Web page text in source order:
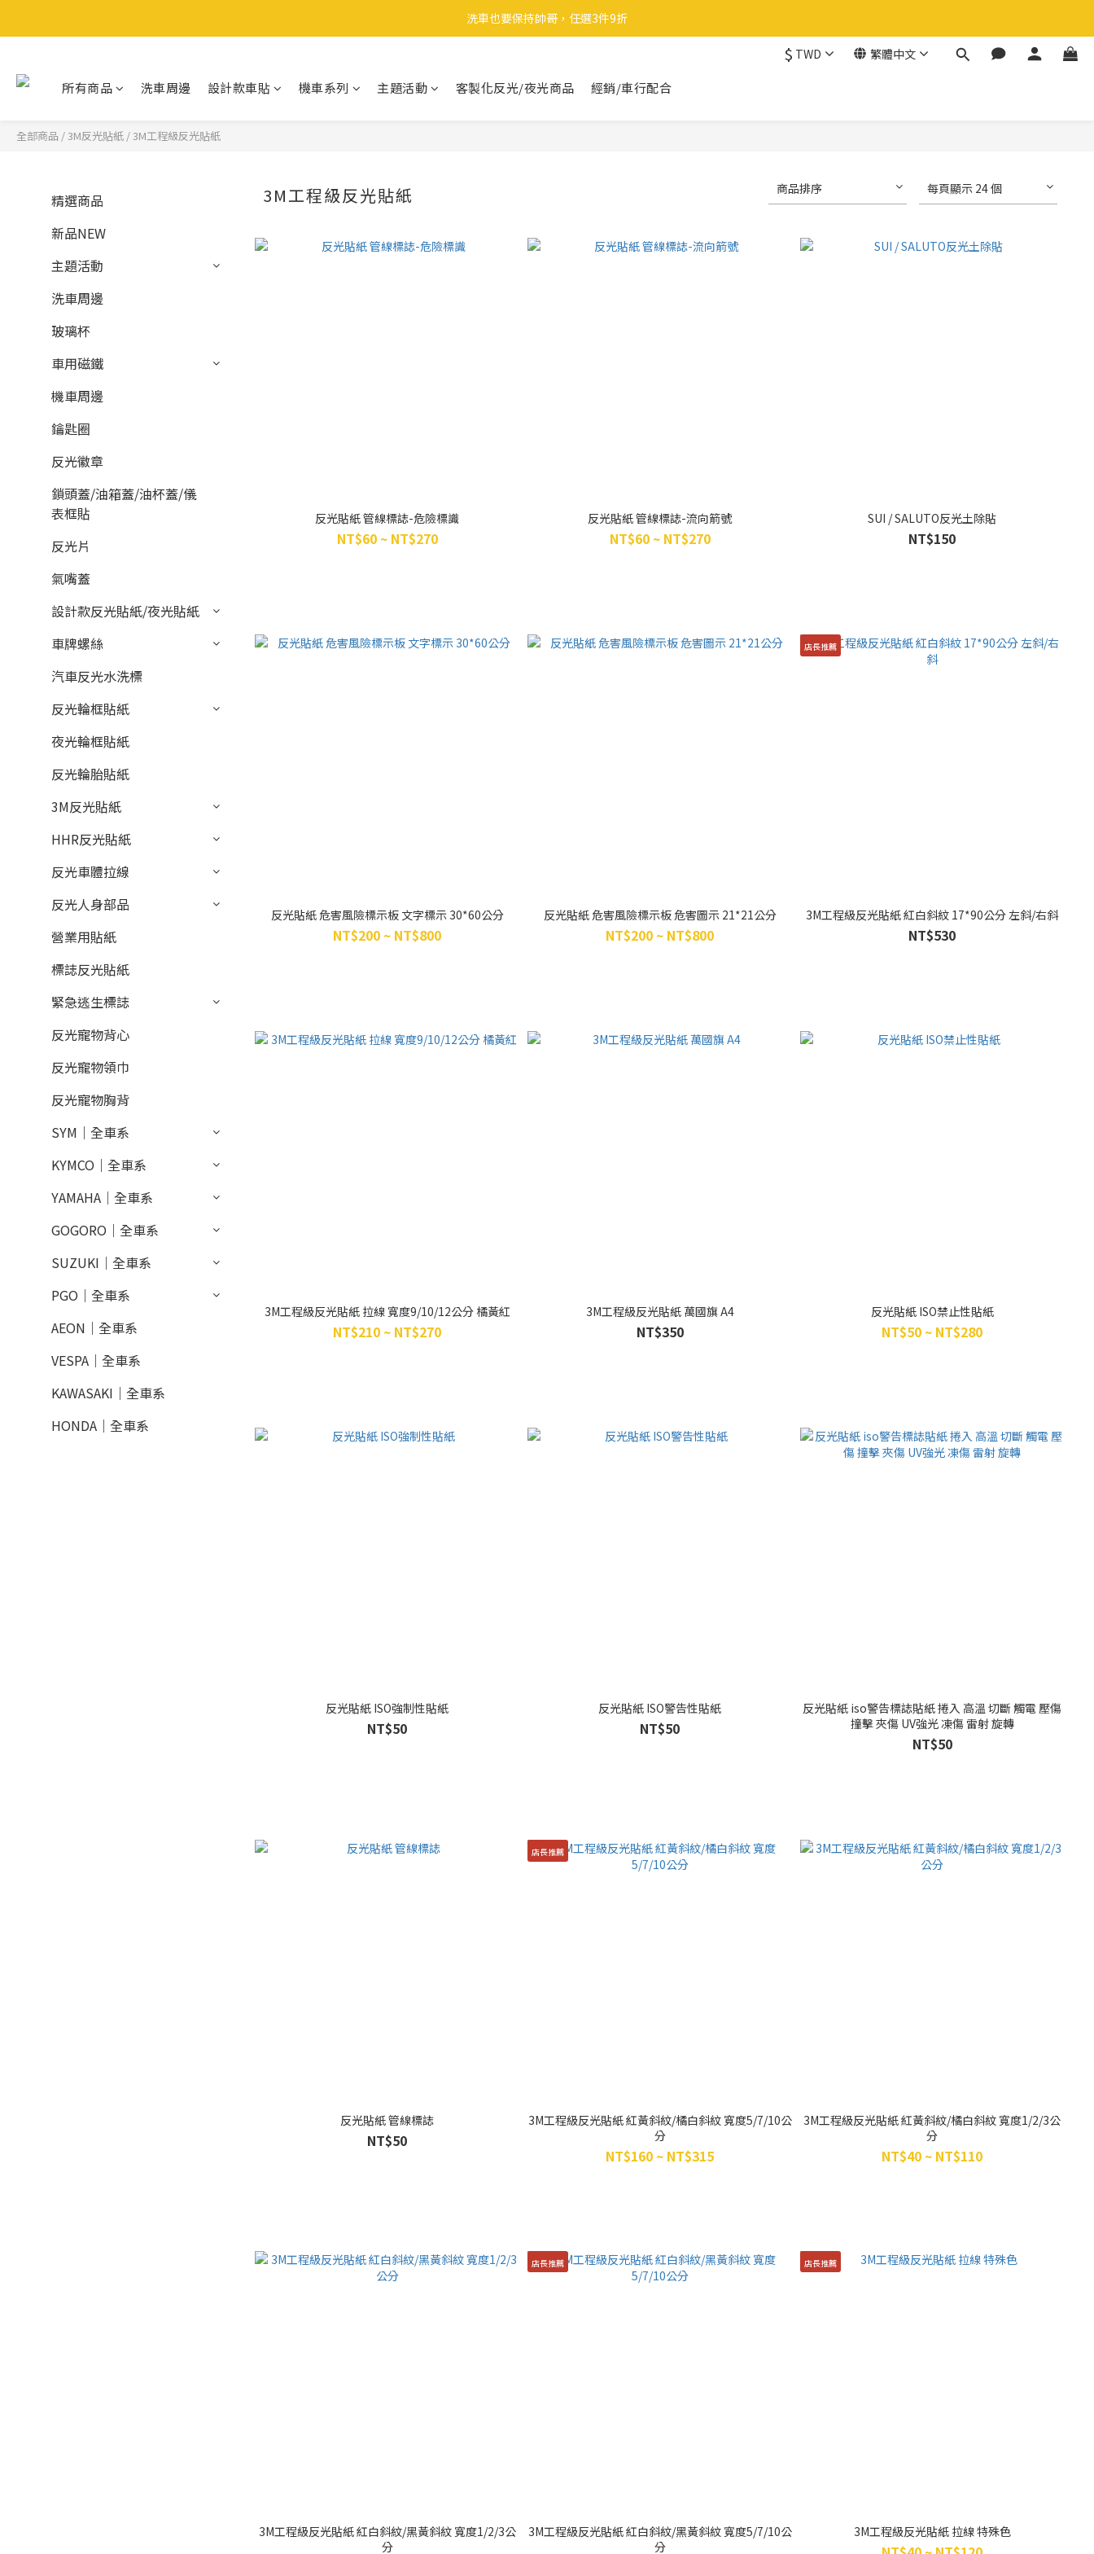
🎉 全館滿 599 免運（台灣本島）下單後 2 個工作天內寄出
洗車也要保持帥哥，任選3件9折
🎉 全館滿 599 免運（台灣本島）下單後 2 個工作天內寄出
$ TWD 繁體中文
所有商品 洗車周邊 設計款車貼 機車系列 主題活動 客製化反光/夜光商品 經銷/車行配合
全部商品 /3M反光貼紙 /3M工程級反光貼紙
精選商品
新品NEW
主題活動
洗車周邊
玻璃杯
車用磁鐵
機車周邊
鑰匙圈
反光徽章
鎖頭蓋/油箱蓋/油杯蓋/儀
表框貼
反光片
氣嘴蓋
設計款反光貼紙/夜光貼紙
車牌螺絲
汽車反光水洗標
反光輪框貼紙
夜光輪框貼紙
反光輪胎貼紙
3M反光貼紙
HHR反光貼紙
反光車體拉線
反光人身部品
營業用貼紙
標誌反光貼紙
緊急逃生標誌
反光寵物背心
反光寵物領巾
反光寵物胸背
SYM｜全車系
KYMCO｜全車系
YAMAHA｜全車系
GOGORO｜全車系
SUZUKI｜全車系
PGO｜全車系
AEON｜全車系
VESPA｜全車系
KAWASAKI｜全車系
HONDA｜全車系
3M工程級反光貼紙 商品排序 每頁顯示 24 個
反光貼紙 管線標誌-危險標識
NT$60 ~ NT$270
反光貼紙 管線標誌-流向箭號
NT$60 ~ NT$270
SUI / SALUTO反光土除貼
NT$150
反光貼紙 危害風險標示板 文字標示 30*60公分
NT$200 ~ NT$800
反光貼紙 危害風險標示板 危害圖示 21*21公分
NT$200 ~ NT$800
店長推薦
3M工程級反光貼紙 紅白斜紋 17*90公分 左斜/右斜
NT$530
3M工程級反光貼紙 拉線 寬度9/10/12公分 橘黃紅
NT$210 ~ NT$270
3M工程級反光貼紙 萬國旗 A4
NT$350
反光貼紙 ISO禁止性貼紙
NT$50 ~ NT$280
反光貼紙 ISO強制性貼紙
NT$50
反光貼紙 ISO警告性貼紙
NT$50
反光貼紙 iso警告標誌貼紙 捲入 高溫 切斷 觸電 壓傷
撞擊 夾傷 UV強光 凍傷 雷射 旋轉
NT$50
反光貼紙 管線標誌
NT$50
店長推薦
3M工程級反光貼紙 紅黃斜紋/橘白斜紋 寬度5/7/10公
分
NT$160 ~ NT$315
3M工程級反光貼紙 紅黃斜紋/橘白斜紋 寬度1/2/3公
分
NT$40 ~ NT$110
3M工程級反光貼紙 紅白斜紋/黑黃斜紋 寬度1/2/3公
分
店長推薦
3M工程級反光貼紙 紅白斜紋/黑黃斜紋 寬度5/7/10公
分
店長推薦
3M工程級反光貼紙 拉線 特殊色